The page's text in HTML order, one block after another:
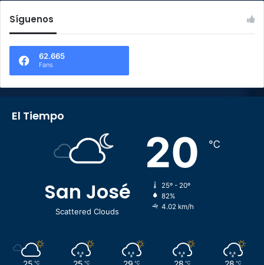
Síguenos
62.665
Fans
El Tiempo
San José
Scattered Clouds
20 ℃
25º - 20º
82%
4.02 km/h
℃ ℃ ℃ ℃ ℃